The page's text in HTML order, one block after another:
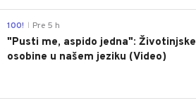
100! Pre 5 h
"Pusti me, aspido jedna": Životinjske
osobine u našem jeziku (Video)